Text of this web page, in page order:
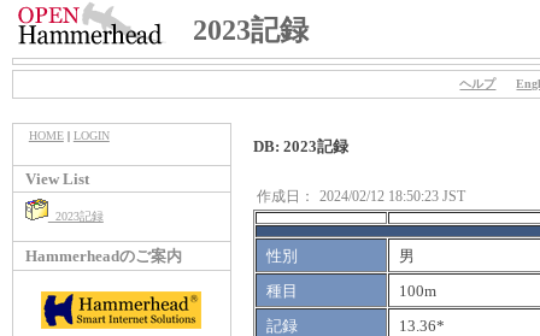
2023記録
ヘルプ
HOME| LOGIN
View List
2023記録
Hammerheadのご案内
DB: 2023記録
作成日： 2024/02/12 18:50:23 JST
性別
男
種目
100m
記録
13.36*